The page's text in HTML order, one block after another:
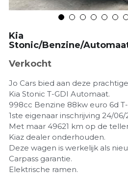
Kia
Stonic/Benzine/
Verkocht
Jo Cars bied aan deze
Kia Stonic T-GDI Automaat.
998cc Benzine 88kw euro 6d T-
1ste eigenaar inschrijving 24/06/
Met maar 49621 km op de
Kiaz dealer onderhouden.
Deze wagen is werkelijk als
Carpass garantie.
Elektrische ramen.